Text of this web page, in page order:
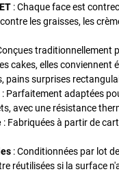
: Chaque face est
les graisses, les
traditionnellement
cakes, elles
pains surprises
: Parfaitement adaptées
avec une résistance
: Fabriquées à partir de
: Conditionnées par lot
réutilisées si la surface